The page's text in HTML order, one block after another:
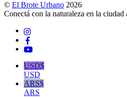
© El Brote Urbano 2026
Conectá con la naturaleza en la
USD$
USD
ARS$
ARS